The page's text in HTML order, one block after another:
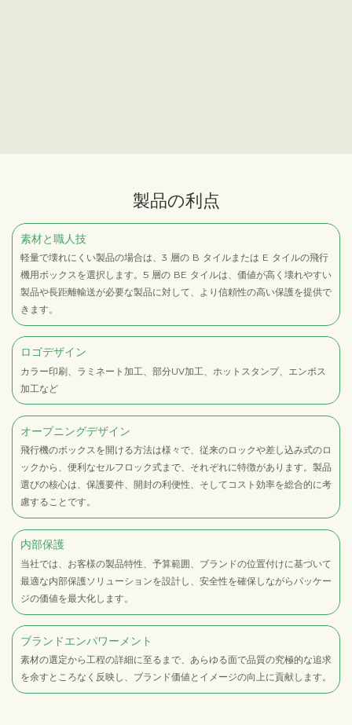
製品の利点
素材と職人技
軽量で壊れにくい製品の場合は、3 層の B タイルまたは E タイルの飛行
機用ボックスを選択します。5 層の BE タイルは、価値が高く壊れやすい
製品や長距離輸送が必要な製品に対して、より信頼性の高い保護を提供で
きます。
ロゴデザイン
カラー印刷、ラミネート加工、部分UV加工、ホットスタンプ、エンボス
加工など
オープニングデザイン
飛行機のボックスを開ける方法は様々で、従来のロックや差し込み式のロ
ックから、便利なセルフロック式まで、それぞれに特徴があります。製品
選びの核心は、保護要件、開封の利便性、そしてコスト効率を総合的に考
慮することです。
内部保護
当社では、お客様の製品特性、予算範囲、ブランドの位置付けに基づいて
最適な内部保護ソリューションを設計し、安全性を確保しながらパッケー
ジの価値を最大化します。
ブランドエンパワーメント
素材の選定から工程の詳細に至るまで、あらゆる面で品質の究極的な追求
を余すところなく反映し、ブランド価値とイメージの向上に貢献します。